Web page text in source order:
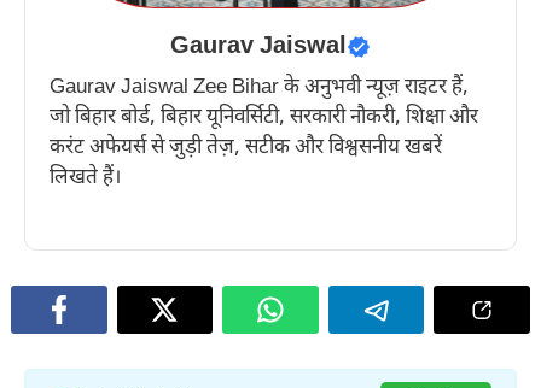
Gaurav Jaiswal
Gaurav Jaiswal Zee Bihar के अनुभवी न्यूज़ राइटर हैं,
जो बिहार बोर्ड, बिहार यूनिवर्सिटी, सरकारी नौकरी, शिक्षा और
करंट अफेयर्स से जुड़ी तेज़, सटीक और विश्वसनीय खबरें
लिखते हैं।